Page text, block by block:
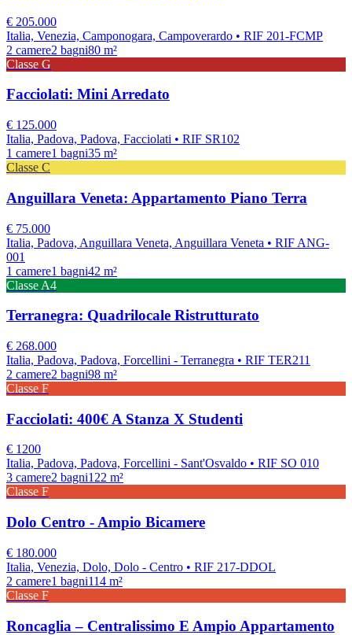
€ 205.000
Italia, Venezia, Camponogara, Campoverardo • RIF 201-FCMP
2 camere2 bagni80 m²
Classe G
Facciolati: Mini Arredato
€ 125.000
Italia, Padova, Padova, Facciolati • RIF SR102
1 camere1 bagni35 m²
Classe C
Anguillara Veneta: Appartamento Piano Terra
€ 75.000
Italia, Padova, Anguillara Veneta, Anguillara Veneta • RIF ANG-
001
1 camere1 bagni42 m²
Classe A4
Terranegra: Quadrilocale Ristrutturato
€ 268.000
Italia, Padova, Padova, Forcellini - Terranegra • RIF TER211
2 camere2 bagni98 m²
Classe F
Facciolati: 400€ A Stanza X Studenti
€ 1200
Italia, Padova, Padova, Forcellini - Sant'Osvaldo • RIF SO 010
3 camere2 bagni122 m²
Classe F
Dolo Centro - Ampio Bicamere
€ 180.000
Italia, Venezia, Dolo, Dolo - Centro • RIF 217-DDOL
2 camere1 bagni114 m²
Classe F
Roncaglia – Centralissimo E Ampio Appartamento